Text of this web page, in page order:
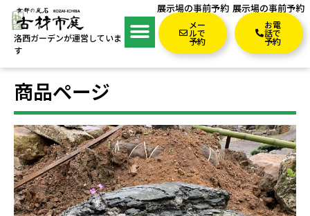
洛西ガーデンが運営していま
す
展示場の事前予約
メー
ルで
予約
展示場の事前予約
お電
話で
予約
商品ページ